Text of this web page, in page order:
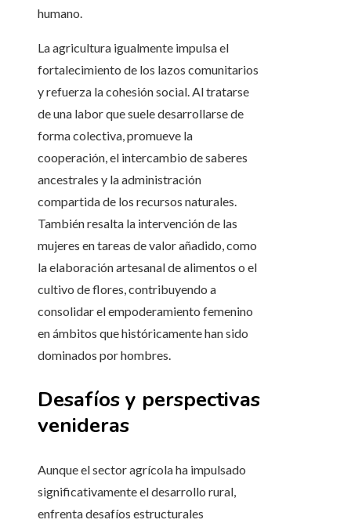
humano.
La agricultura igualmente impulsa el
fortalecimiento de los lazos comunitarios
y refuerza la cohesión social. Al tratarse
de una labor que suele desarrollarse de
forma colectiva, promueve la
cooperación, el intercambio de saberes
ancestrales y la administración
compartida de los recursos naturales.
También resalta la intervención de las
mujeres en tareas de valor añadido, como
la elaboración artesanal de alimentos o el
cultivo de flores, contribuyendo a
consolidar el empoderamiento femenino
en ámbitos que históricamente han sido
dominados por hombres.
Desafíos y perspectivas
venideras
Aunque el sector agrícola ha impulsado
significativamente el desarrollo rural,
enfrenta desafíos estructurales